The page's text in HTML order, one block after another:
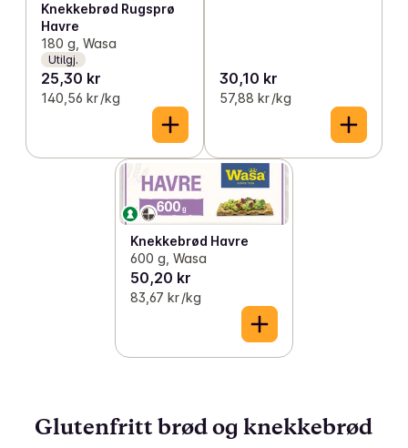
Knekkebrød Rugsprø
Havre
180 g, Wasa
Utilgj.
25,30 kr
140,56 kr /kg
30,10 kr
57,88 kr /kg
Knekkebrød Havre
600 g, Wasa
50,20 kr
83,67 kr /kg
Glutenfritt brød og knekkebrød